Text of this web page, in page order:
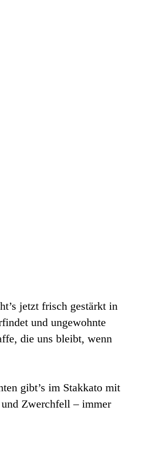
jetzt frisch gestärkt in
und ungewohnte
die uns bleibt, wenn
gibt’s im Stakkato mit
Zwerchfell – immer